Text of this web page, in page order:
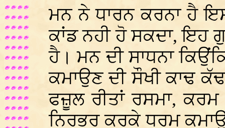
ਮਨ ਨੇ ਧਾਰਨ ਕਰਨਾ ਹੈ
ਕਾਂਡ ਨਹੀ ਹੋ ਸਕਦਾ, ਇਹ
ਹੈ। ਮਨ ਦੀ ਸਾਧਨਾ
ਕਮਾਉਣ ਦੀ ਸੌਖੀ ਕਾਢ
ਫਜ਼ੂਲ ਰੀਤਾਂ ਰਸਮਾ,
ਨਿਰਭਰ ਕਰਕੇ ਧਰਮ